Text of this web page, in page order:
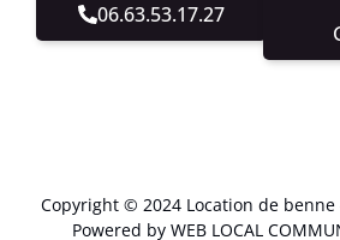
06.63.53.17.27
Copyright © 2024 Location de benne
Powered by WEB LOCAL